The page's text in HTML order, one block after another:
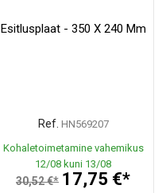
Esitlusplaat - 350 X 240 Mm
Ref. HN569207
Kohaletoimetamine vahemikus
12/08 kuni 13/08
30,52 €* 17,75 €*